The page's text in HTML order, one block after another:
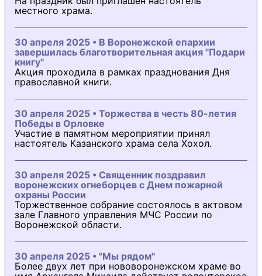
местного храма.
30 апреля 2025 • В Воронежской епархии
завершилась благотворительная акция "Подари
книгу"
Акция проходила в рамках празднования Дня
православной книги.
30 апреля 2025 • Торжества в честь 80-летия
Победы в Орловке
Участие в памятном мероприятии принял
настоятель Казанского храма села Хохол.
30 апреля 2025 • Священник поздравил
воронежских огнеборцев с Днем пожарной
охраны России
Торжественное собрание состоялось в актовом
зале Главного управления МЧС России по
Воронежской области.
30 апреля 2025 • "Мы рядом"
Более двух лет при нововоронежском храме во